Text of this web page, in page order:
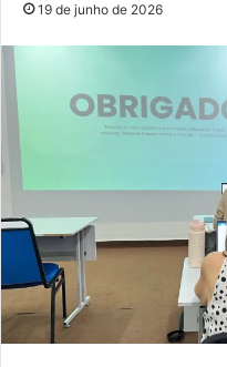
19 de junho de 2026